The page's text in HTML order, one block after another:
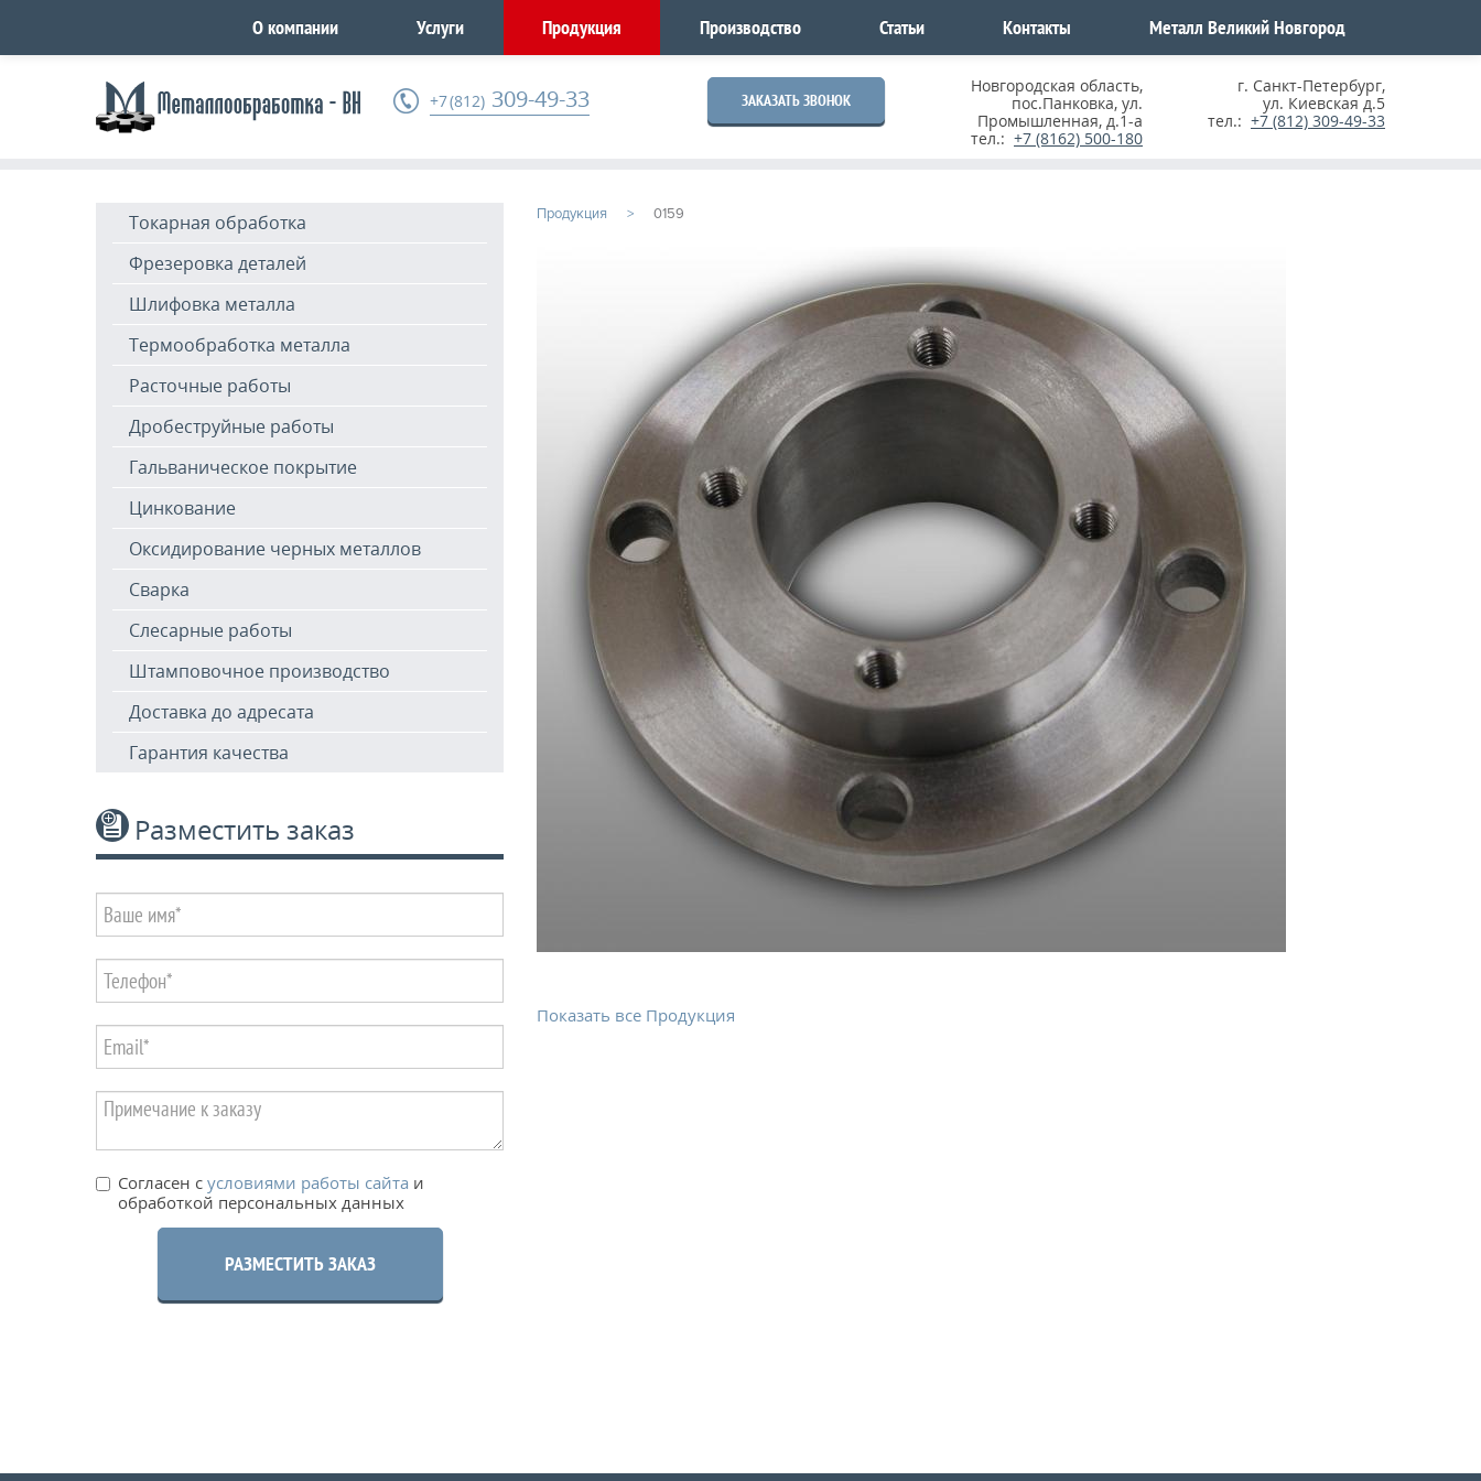
О компании Услуги Продукция Производство Статьи Контакты Металл Великий Новгород
+7 (812) 309-49-33 ЗАКАЗАТЬ ЗВОНОК
Новгородская область,
пос.Панковка, ул.
Промышленная, д.1-а
тел.: +7 (8162) 500-180
г. Санкт-Петербург,
ул. Киевская д.5
тел.: +7 (812) 309-49-33
Токарная обработка
Фрезеровка деталей
Шлифовка металла
Термообработка металла
Расточные работы
Дробеструйные работы
Гальваническое покрытие
Цинкование
Оксидирование черных металлов
Сварка
Слесарные работы
Штамповочное производство
Доставка до адресата
Гарантия качества
Разместить заказ
Согласен с условиями работы сайта и
обработкой персональных данных
Продукция 0159
Показать все Продукция